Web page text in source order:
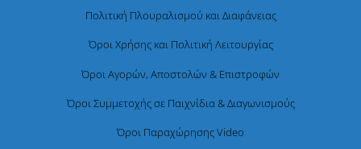
Πολιτική Πλουραλισμού και Διαφάνειας
Όροι Χρήσης και Πολιτική Λειτουργίας
Όροι Αγορών, Αποστολών & Επιστροφών
Όροι Συμμετοχής σε Παιχνίδια & Διαγωνισμούς
Όροι Παραχώρησης Video